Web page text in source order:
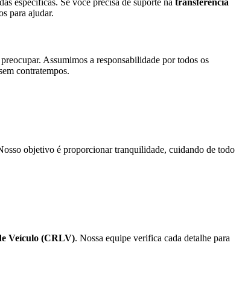
específicas. Se você precisa de suporte na transferência
para ajudar.
Assumimos a responsabilidade por todos os
contratempos.
objetivo é proporcionar tranquilidade, cuidando de todo
Veículo (CRLV). Nossa equipe verifica cada detalhe para